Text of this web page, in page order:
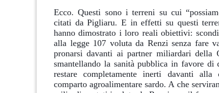
Ecco. Questi sono i terreni su cui
citati da Pigliaru. E in effetti su questi
hanno dimostrato i loro reali obiettivi:
alla legge 107 voluta da Renzi senza fare
pronarsi davanti ai partner miliardari della
smantellando la sanità pubblica in favore di
restare completamente inerti davanti alla
comparto agroalimentare sardo. A che